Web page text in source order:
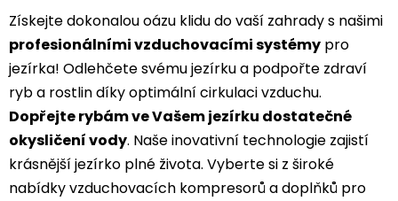
Získejte dokonalou oázu klidu do vaší zahrady s našimi
profesionálními vzduchovacími systémy pro
jezírka! Odlehčete svému jezírku a podpořte zdraví
ryb a rostlin díky optimální cirkulaci vzduchu.
Dopřejte rybám ve Vašem jezírku dostatečné
okysličení vody. Naše inovativní technologie zajistí
krásnější jezírko plné života. Vyberte si z široké
nabídky vzduchovacích kompresorů a doplňků pro